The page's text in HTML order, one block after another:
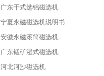
广东干式选铝磁选机
宁夏永磁磁选机说明书
安徽永磁滚筒磁选机
广东锰矿湿式磁选机
河北河沙磁选机